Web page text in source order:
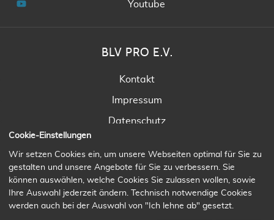
Youtube
BLV PRO E.V.
Kontakt
Impressum
Datenschutz
© Bundesverband Logistik & Verkehr-pro e.V. / 2021-2026 /
Cookie-Einstellungen
Wir setzen Cookies ein, um unsere Webseiten optimal für Sie zu
gestalten und unsere Angebote für Sie zu verbessern. Sie
können auswählen, welche Cookies Sie zulassen wollen, sowie
Ihre Auswahl jederzeit ändern. Technisch notwendige Cookies
werden auch bei der Auswahl von "Ich lehne ab" gesetzt.